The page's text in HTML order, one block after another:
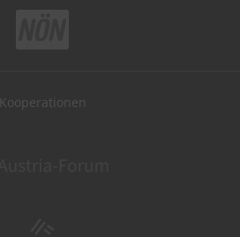
Kooperationen